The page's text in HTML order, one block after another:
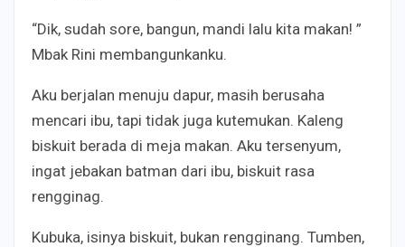
“Dik, sudah sore, bangun, mandi lalu kita makan! ”
Mbak Rini membangunkanku.
Aku berjalan menuju dapur, masih berusaha
mencari ibu, tapi tidak juga kutemukan. Kaleng
biskuit berada di meja makan. Aku tersenyum,
ingat jebakan batman dari ibu, biskuit rasa
rengginag.
Kubuka, isinya biskuit, bukan rengginang. Tumben,